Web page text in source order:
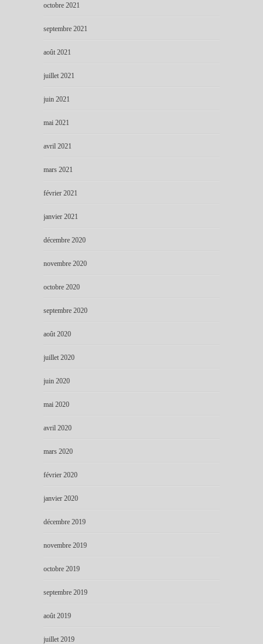
octobre 2021
septembre 2021
août 2021
juillet 2021
juin 2021
mai 2021
avril 2021
mars 2021
février 2021
janvier 2021
décembre 2020
novembre 2020
octobre 2020
septembre 2020
août 2020
juillet 2020
juin 2020
mai 2020
avril 2020
mars 2020
février 2020
janvier 2020
décembre 2019
novembre 2019
octobre 2019
septembre 2019
août 2019
juillet 2019